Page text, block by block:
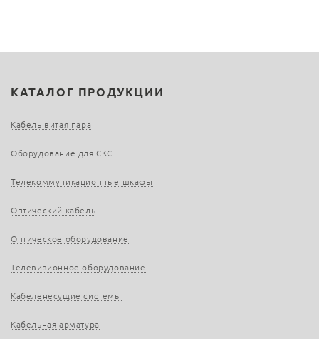
КАТАЛОГ ПРОДУКЦИИ
Кабель витая пара
Оборудование для СКС
Телекоммуникационные шкафы
Оптический кабель
Оптическое оборудование
Телевизионное оборудование
Кабеленесущие системы
Кабельная арматура